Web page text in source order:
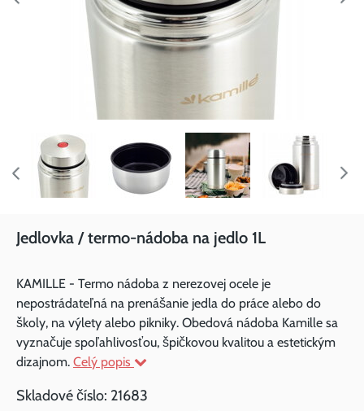
Jedlovka / termo-nádoba na jedlo 1L
KAMILLE - Termo nádoba z nerezovej ocele je
nepostrádateľná na prenášanie jedla do práce alebo do
školy, na výlety alebo pikniky. Obedová nádoba Kamille sa
vyznačuje spoľahlivosťou, špičkovou kvalitou a estetickým
dizajnom. Celý popis
Skladové číslo: 21683